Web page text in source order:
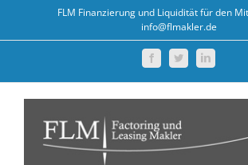
FLM Finanzierung und Liquidität für den
info@flmakler.de
FacebookTwitterLinkedIn